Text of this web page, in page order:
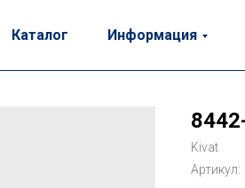
Каталог Информация
Kivat
Артикул: